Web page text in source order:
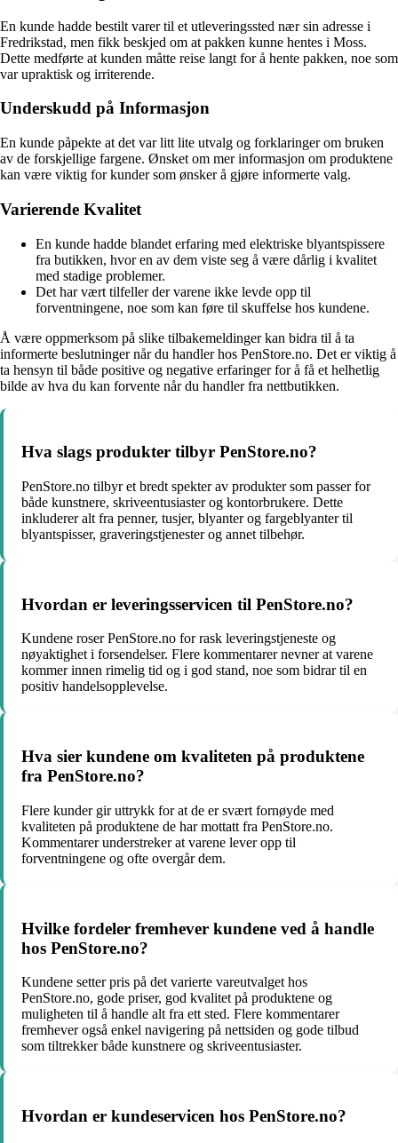
En kunde hadde bestilt varer til et utleveringssted nær sin adresse i
Fredrikstad, men fikk beskjed om at pakken kunne hentes i Moss.
Dette medførte at kunden måtte reise langt for å hente pakken, noe som
var upraktisk og irriterende.
Underskudd på Informasjon
En kunde påpekte at det var litt lite utvalg og forklaringer om bruken
av de forskjellige fargene. Ønsket om mer informasjon om produktene
kan være viktig for kunder som ønsker å gjøre informerte valg.
Varierende Kvalitet
En kunde hadde blandet erfaring med elektriske blyantspissere
fra butikken, hvor en av dem viste seg å være dårlig i kvalitet
med stadige problemer.
Det har vært tilfeller der varene ikke levde opp til
forventningene, noe som kan føre til skuffelse hos kundene.
Å være oppmerksom på slike tilbakemeldinger kan bidra til å ta
informerte beslutninger når du handler hos PenStore.no. Det er viktig å
ta hensyn til både positive og negative erfaringer for å få et helhetlig
bilde av hva du kan forvente når du handler fra nettbutikken.
Hva slags produkter tilbyr PenStore.no?
PenStore.no tilbyr et bredt spekter av produkter som passer for
både kunstnere, skriveentusiaster og kontorbrukere. Dette
inkluderer alt fra penner, tusjer, blyanter og fargeblyanter til
blyantspisser, graveringstjenester og annet tilbehør.
Hvordan er leveringsservicen til PenStore.no?
Kundene roser PenStore.no for rask leveringstjeneste og
nøyaktighet i forsendelser. Flere kommentarer nevner at varene
kommer innen rimelig tid og i god stand, noe som bidrar til en
positiv handelsopplevelse.
Hva sier kundene om kvaliteten på produktene
fra PenStore.no?
Flere kunder gir uttrykk for at de er svært fornøyde med
kvaliteten på produktene de har mottatt fra PenStore.no.
Kommentarer understreker at varene lever opp til
forventningene og ofte overgår dem.
Hvilke fordeler fremhever kundene ved å handle
hos PenStore.no?
Kundene setter pris på det varierte vareutvalget hos
PenStore.no, gode priser, god kvalitet på produktene og
muligheten til å handle alt fra ett sted. Flere kommentarer
fremhever også enkel navigering på nettsiden og gode tilbud
som tiltrekker både kunstnere og skriveentusiaster.
Hvordan er kundeservicen hos PenStore.no?